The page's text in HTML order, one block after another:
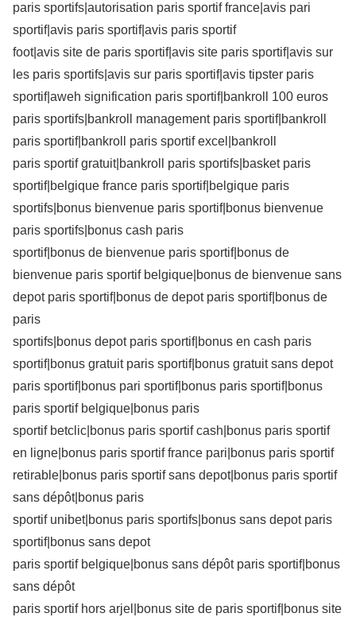
paris sportifs|autorisation paris sportif france|avis pari
sportif|avis paris sportif|avis paris sportif
foot|avis site de paris sportif|avis site paris sportif|avis sur
les paris sportifs|avis sur paris sportif|avis tipster paris
sportif|aweh signification paris sportif|bankroll 100 euros
paris sportifs|bankroll management paris sportif|bankroll
paris sportif|bankroll paris sportif excel|bankroll
paris sportif gratuit|bankroll paris sportifs|basket paris
sportif|belgique france paris sportif|belgique paris
sportifs|bonus bienvenue paris sportif|bonus bienvenue
paris sportifs|bonus cash paris
sportif|bonus de bienvenue paris sportif|bonus de
bienvenue paris sportif belgique|bonus de bienvenue sans
depot paris sportif|bonus de depot paris sportif|bonus de
paris
sportifs|bonus depot paris sportif|bonus en cash paris
sportif|bonus gratuit paris sportif|bonus gratuit sans depot
paris sportif|bonus pari sportif|bonus paris sportif|bonus
paris sportif belgique|bonus paris
sportif betclic|bonus paris sportif cash|bonus paris sportif
en ligne|bonus paris sportif france pari|bonus paris sportif
retirable|bonus paris sportif sans depot|bonus paris sportif
sans dépôt|bonus paris
sportif unibet|bonus paris sportifs|bonus sans depot paris
sportif|bonus sans depot
paris sportif belgique|bonus sans dépôt paris sportif|bonus
sans dépôt
paris sportif hors arjel|bonus site de paris sportif|bonus site